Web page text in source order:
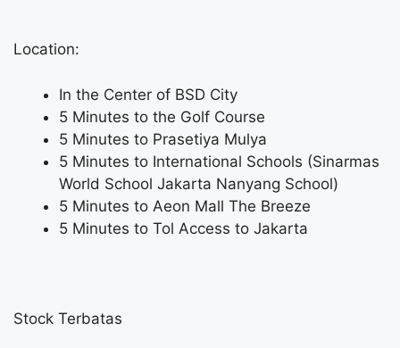
Location:
In the Center of BSD City
5 Minutes to the Golf Course
5 Minutes to Prasetiya Mulya
5 Minutes to International Schools (Sinarmas
World School Jakarta Nanyang School)
5 Minutes to Aeon Mall The Breeze
5 Minutes to Tol Access to Jakarta
Stock Terbatas